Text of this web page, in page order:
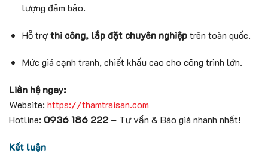
lượng đảm bảo.
Hỗ trợthi công, lắp đặt chuyên nghiệptrên toàn quốc.
Mức giá cạnh tranh, chiết khấu cao cho công trình lớn.
Liên hệ ngay:
Website: https://thamtraisan.com
Hotline: 0936 186 222– Tư vấn & Báo giá nhanh nhất!
Kết luận